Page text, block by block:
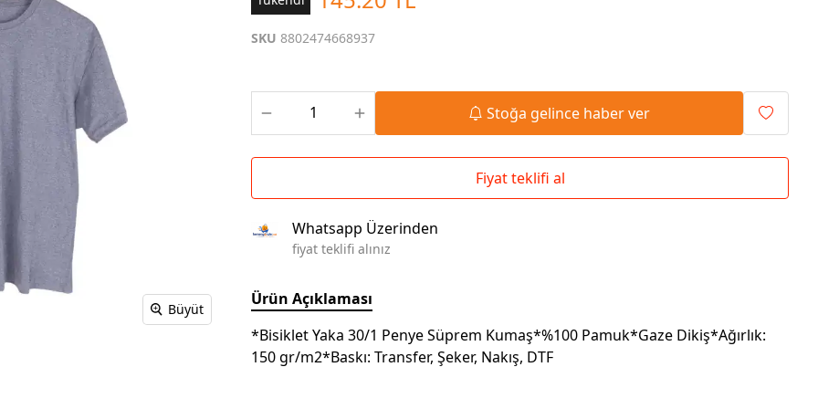
Çoklu Şarj Kabloları
Kablosuz Şarj
Powerbank Defter
Wireless Masa Lambası
Sunum Panosu
Branda | Afiş | Poster
Baskılı Masa Örtüsü
Büyüt
SKU 8802474668937
Stoğa gelince haber ver
Fiyat teklifi al
Whatsapp Üzerinden
fiyat teklifi alınız
Ürün Açıklaması
*Bisiklet Yaka 30/1 Penye Süprem Kumaş*%100 Pamuk*Gaze Dikiş*Ağırlık:
150 gr/m2*Baskı: Transfer, Şeker, Nakış, DTF